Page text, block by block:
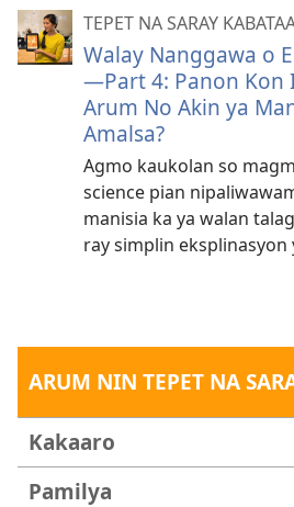
TEPET NA SARAY
Walay Nanggawa o
—Part 4: Panon Kon
Arum No Akin ya
Amalsa?
Agmo kaukolan so
science pian
manisia ka ya walan
ray simplin eksplinasyon
ARUM NIN TEPET NA
Kakaaro
Pamilya